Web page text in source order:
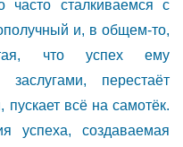
сталкиваемся с
и, в общем-то,
что успех ему
перестаёт
всё на самотёк.
успеха, создаваемая